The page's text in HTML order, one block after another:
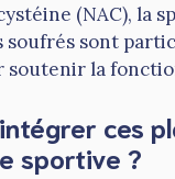
(NAC), la
soufrés sont
soutenir la
ces
sportive ?